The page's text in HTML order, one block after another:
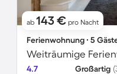
ab 143 € pro Nacht
Ferienwohnung ∙ 5
4.7 Großartig